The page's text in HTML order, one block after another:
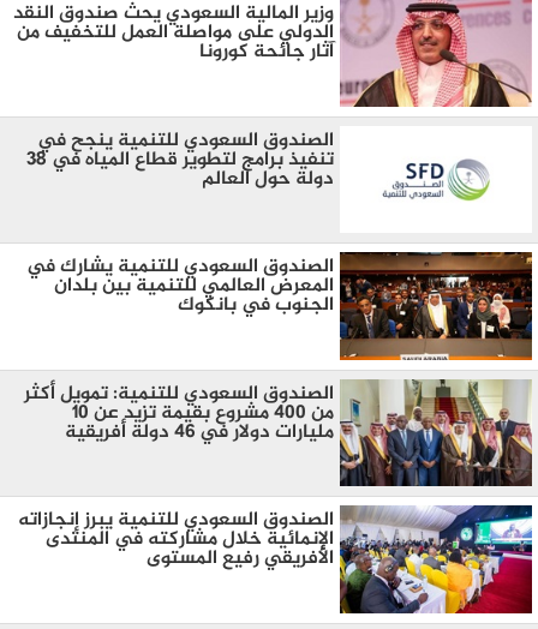
وزير المالية السعودي يحث صندوق النقد
الدولي على مواصلة العمل للتخفيف من
آثار جائحة كورونا
الصندوق السعودي للتنمية ينجح في
تنفيذ برامج لتطوير قطاع المياه في 38
دولة حول العالم
الصندوق السعودي للتنمية يشارك في
المعرض العالمي للتنمية بين بلدان
الجنوب في بانكوك
الصندوق السعودي للتنمية: تمويل أكثر
من ٤٠٠ مشروع بقيمة تزيد عن ١٠
مليارات دولار في ٤٦ دولة أفريقية
الصندوق السعودي للتنمية يبرز إنجازاته
الإنمائية خلال مشاركته في المنتدى
الأفريقي رفيع المستوى